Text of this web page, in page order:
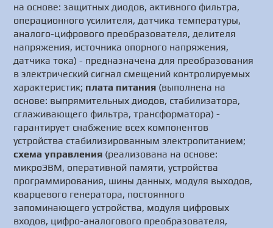
на основе: защитных диодов, активного фильтра,
операционного усилителя, датчика температуры,
аналого-цифрового преобразователя, делителя
напряжения, источника опорного напряжения,
датчика тока) - предназначена для преобразования
в электрический сигнал смещений контролируемых
характеристик; плата питания (выполнена на
основе: выпрямительных диодов, стабилизатора,
сглаживающего фильтра, трансформатора) -
гарантирует снабжение всех компонентов
устройства стабилизированным электропитанием;
схема управления (реализована на основе:
микроЭВМ, оперативной памяти, устройства
программирования, шины данных, модуля выходов,
кварцевого генератора, постоянного
запоминающего устройства, модуля цифровых
входов, цифро-аналогового преобразователя,